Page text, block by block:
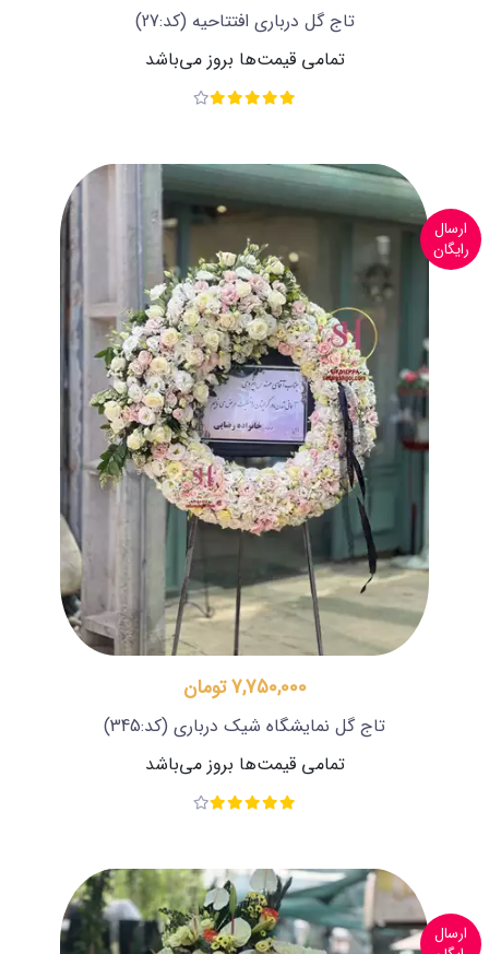
تاج گل درباری افتتاحیه (کد:27)
تمامی قیمت‌ها بروز می‌باشد
ارسال
رایگان
7,750,000 تومان
تاج گل نمایشگاه شیک درباری (کد:345)
تمامی قیمت‌ها بروز می‌باشد
ارسال